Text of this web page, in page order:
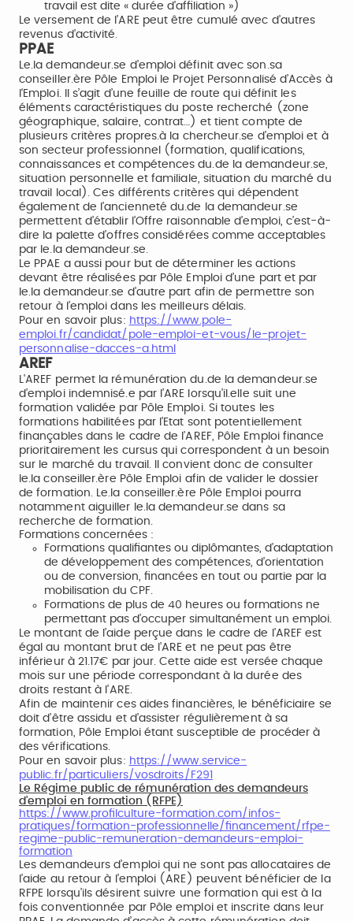
travail est dite « durée d'affiliation »)
Le versement de l’ARE peut être cumulé avec d’autres
revenus d’activité.
PPAE
Le.la demandeur.se d’emploi définit avec son.sa
conseiller.ère Pôle Emploi le Projet Personnalisé d’Accès à
l‘Emploi. Il s’agit d’une feuille de route qui définit les
éléments caractéristiques du poste recherché (zone
géographique, salaire, contrat…) et tient compte de
plusieurs critères propres.à la chercheur.se d’emploi et à
son secteur professionnel (formation, qualifications,
connaissances et compétences du.de la demandeur.se,
situation personnelle et familiale, situation du marché du
travail local). Ces différents critères qui dépendent
également de l’ancienneté du.de la demandeur.se
permettent d’établir l’Offre raisonnable d’emploi, c’est-à-
dire la palette d’offres considérées comme acceptables
par le.la demandeur.se.
Le PPAE a aussi pour but de déterminer les actions
devant être réalisées par Pôle Emploi d’une part et par
le.la demandeur.se d’autre part afin de permettre son
retour à l’emploi dans les meilleurs délais.
Pour en savoir plus: https://www.pole-
emploi.fr/candidat/pole-emploi-et-vous/le-projet-
personnalise-dacces-a.html
AREF
L'AREF permet la rémunération du.de la demandeur.se
d’emploi indemnisé.e par l’ARE lorsqu’il.elle suit une
formation validée par Pôle Emploi. Si toutes les
formations habilitées par l’Etat sont potentiellement
finançables dans le cadre de l’AREF, Pôle Emploi finance
prioritairement les cursus qui correspondent à un besoin
sur le marché du travail. Il convient donc de consulter
le.la conseiller.ère Pôle Emploi afin de valider le dossier
de formation. Le.la conseiller.ère Pôle Emploi pourra
notamment aiguiller le.la demandeur.se dans sa
recherche de formation.
Formations concernées :
Formations qualifiantes ou diplômantes, d’adaptation
de développement des compétences, d’orientation
ou de conversion, financées en tout ou partie par la
mobilisation du CPF.
Formations de plus de 40 heures ou formations ne
permettant pas d’occuper simultanément un emploi.
Le montant de l’aide perçue dans le cadre de l’AREF est
égal au montant brut de l’ARE et ne peut pas être
inférieur à 21.17€ par jour. Cette aide est versée chaque
mois sur une période correspondant à la durée des
droits restant à l’ARE.
Afin de maintenir ces aides financières, le bénéficiaire se
doit d’être assidu et d’assister régulièrement à sa
formation, Pôle Emploi étant susceptible de procéder à
des vérifications.
Pour en savoir plus: https://www.service-
public.fr/particuliers/vosdroits/F291
Le Régime public de rémunération des demandeurs
d’emploi en formation (RFPE)
https://www.profilculture-formation.com/infos-
pratiques/formation-professionnelle/financement/rfpe-
regime-public-remuneration-demandeurs-emploi-
formation
Les demandeurs d’emploi qui ne sont pas allocataires de
l’aide au retour à l’emploi (ARE) peuvent bénéficier de la
RFPE lorsqu’ils désirent suivre une formation qui est à la
fois conventionnée par Pôle emploi et inscrite dans leur